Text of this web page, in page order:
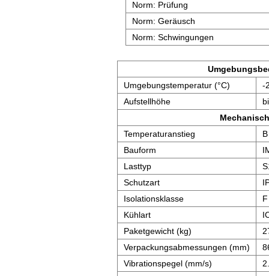
Norm: Prüfung
Norm: Geräusch
Norm: Schwingungen
Umgebungstemperatur (°C)
-
Aufstellhöhe
Temperaturanstieg
B
Bauform
Lasttyp
Schutzart
Isolationsklasse
F
Kühlart
Paketgewicht (kg)
Verpackungsabmessungen (mm)
Vibrationspegel (mm/s)